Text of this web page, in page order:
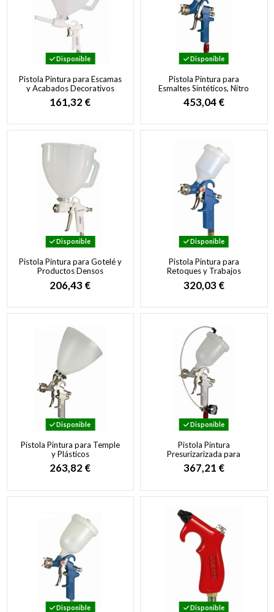
Disponible
Pistola Pintura para Escamas
y Acabados Decorativos
161,32 €
Disponible
Pistola Pintura para
Esmaltes Sintéticos, Nitro
Celulósicos, Lacas, Carteles
Arrugables
453,04 €
Disponible
Pistola Pintura para Gotelé y
Productos Densos
206,43 €
Disponible
Pistola Pintura para
Retoques y Trabajos
Artísticos
320,03 €
Disponible
Pistola Pintura para Temple
y Plásticos
263,82 €
Disponible
Pistola Pintura
Presurizarizada para
Productos Densos
367,21 €
Disponible Disponible